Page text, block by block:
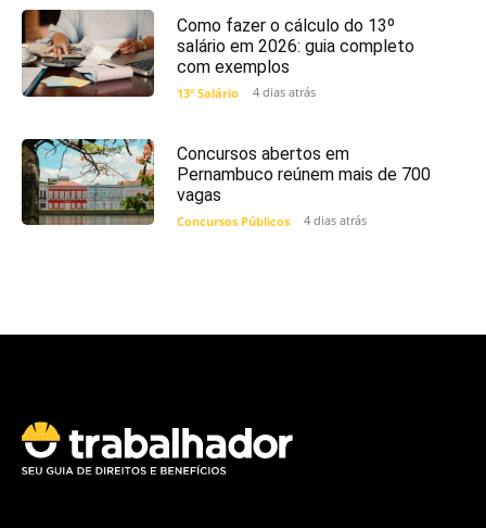
Como fazer o cálculo do 13º
salário em 2026: guia completo
com exemplos
13º Salário 4 dias atrás
Concursos abertos em
Pernambuco reúnem mais de 700
vagas
Concursos Públicos 4 dias atrás